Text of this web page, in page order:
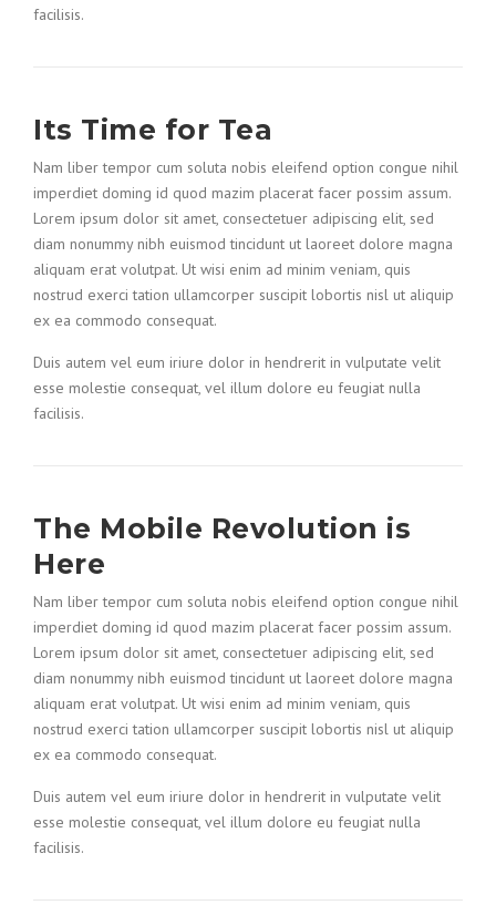
facilisis.
Its Time for Tea
Nam liber tempor cum soluta nobis eleifend option congue nihil
imperdiet doming id quod mazim placerat facer possim assum.
Lorem ipsum dolor sit amet, consectetuer adipiscing elit, sed
diam nonummy nibh euismod tincidunt ut laoreet dolore magna
aliquam erat volutpat. Ut wisi enim ad minim veniam, quis
nostrud exerci tation ullamcorper suscipit lobortis nisl ut aliquip
ex ea commodo consequat.
Duis autem vel eum iriure dolor in hendrerit in vulputate velit
esse molestie consequat, vel illum dolore eu feugiat nulla
facilisis.
The Mobile Revolution is
Here
Nam liber tempor cum soluta nobis eleifend option congue nihil
imperdiet doming id quod mazim placerat facer possim assum.
Lorem ipsum dolor sit amet, consectetuer adipiscing elit, sed
diam nonummy nibh euismod tincidunt ut laoreet dolore magna
aliquam erat volutpat. Ut wisi enim ad minim veniam, quis
nostrud exerci tation ullamcorper suscipit lobortis nisl ut aliquip
ex ea commodo consequat.
Duis autem vel eum iriure dolor in hendrerit in vulputate velit
esse molestie consequat, vel illum dolore eu feugiat nulla
facilisis.